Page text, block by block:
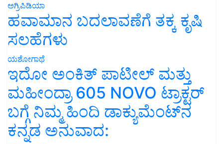
ಅಗ್ರಿಪಿಡಿಯಾ
ಹವಾಮಾನ ಬದಲಾವಣೆಗೆ ತಕ್ಕ ಕೃಷಿ
ಸಲಹೆಗಳು
ಯಶೋಗಾಥೆ
ಇದೋ ಅಂಕಿತ್ ಪಾಟೀಲ್ ಮತ್ತು
ಮಹೀಂದ್ರಾ 605 NOVO ಟ್ರಾಕ್ಟರ್
ಬಗ್ಗೆ ನಿಮ್ಮ ಹಿಂದಿ ಡಾಕ್ಯುಮೆಂಟ್‌ನ
ಕನ್ನಡ ಅನುವಾದ: